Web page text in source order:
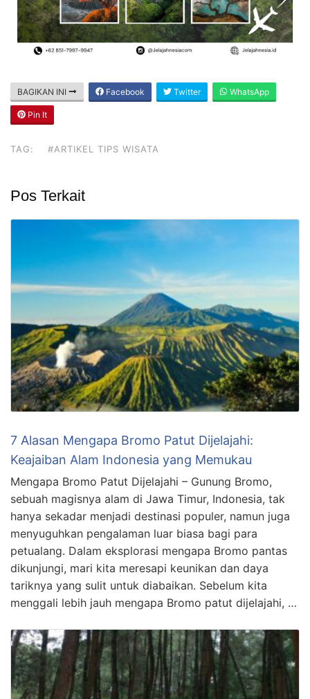
BAGIKAN INI Facebook Twitter WhatsApp
Pin It
TAG: #ARTIKEL TIPS WISATA
Pos Terkait
7 Alasan Mengapa Bromo Patut Dijelajahi:
Keajaiban Alam Indonesia yang Memukau
Mengapa Bromo Patut Dijelajahi – Gunung Bromo,
sebuah magisnya alam di Jawa Timur, Indonesia, tak
hanya sekadar menjadi destinasi populer, namun juga
menyuguhkan pengalaman luar biasa bagi para
petualang. Dalam eksplorasi mengapa Bromo pantas
dikunjungi, mari kita meresapi keunikan dan daya
tariknya yang sulit untuk diabaikan. Sebelum kita
menggali lebih jauh mengapa Bromo patut dijelajahi, …